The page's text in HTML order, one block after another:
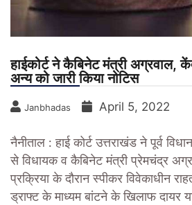
हाईकोर्ट ने कैबिनेट मंत्री अग्रवाल,
अन्य को जारी किया नोटिस
Janbhadas April 5, 2022
नैनीताल :हाई कोर्ट उत्तराखंड ने पूर्व
से विधायक व कैबिनेट मंत्री प्रेमचंद्र
प्रक्रिया के दौरान स्पीकर विवेकाधीन
ड्राफ्ट के माध्यम बांटने के खिलाफ दायर